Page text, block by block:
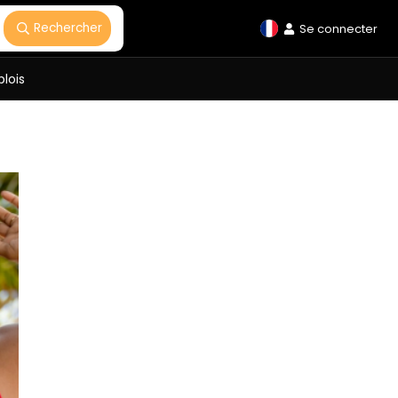
Rechercher Se connecter